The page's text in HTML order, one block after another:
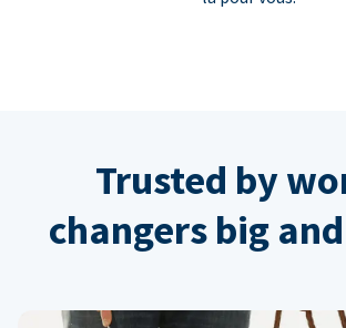
Trusted by
changers big